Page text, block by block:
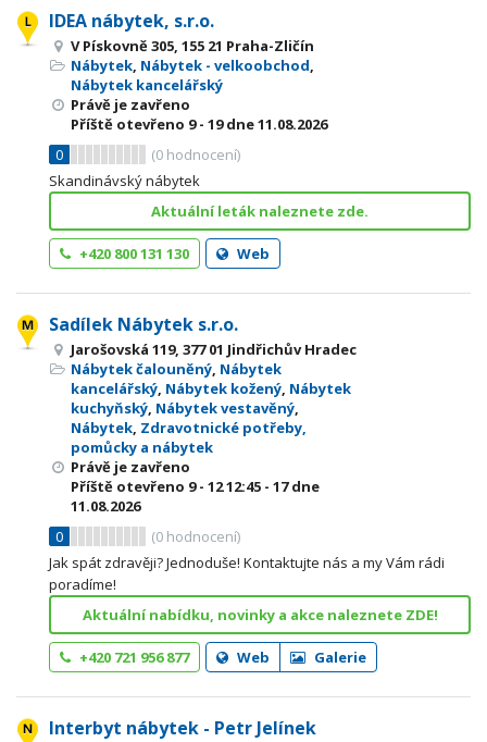
IDEA nábytek, s.r.o.
V Pískovně 305, 155 21 Praha-Zličín
Nábytek, Nábytek - velkoobchod,
Nábytek kancelářský
Právě je zavřeno
Příště otevřeno 9 - 19dne 11.08.2026
0
(0 hodnocení)
Skandinávský nábytek
Aktuální leták naleznete zde.
+420 800 131 130 Web
Sadílek Nábytek s.r.o.
Jarošovská 119, 377 01 Jindřichův Hradec
Nábytek čalouněný, Nábytek
kancelářský, Nábytek kožený, Nábytek
kuchyňský, Nábytek vestavěný,
Nábytek, Zdravotnické potřeby,
pomůcky a nábytek
Právě je zavřeno
Příště otevřeno 9 - 1212:45 - 17dne
11.08.2026
0
(0 hodnocení)
Jak spát zdravěji? Jednoduše! Kontaktujte nás a my Vám rádi
poradíme!
Aktuální nabídku, novinky a akce naleznete ZDE!
+420 721 956 877 Web Galerie
Interbyt nábytek - Petr Jelínek